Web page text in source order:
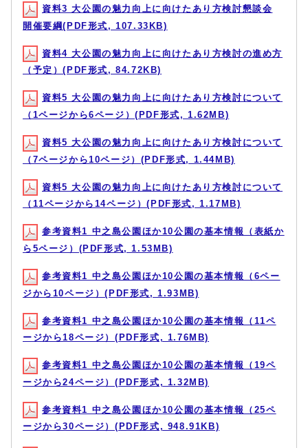
資料3 大公園の魅力向上に向けたあり方検討懇談会
開催要綱(PDF形式, 107.33KB)
資料4 大公園の魅力向上に向けたあり方検討の進め方
（予定）(PDF形式, 84.72KB)
資料5 大公園の魅力向上に向けたあり方検討について
（1ページから6ページ）(PDF形式, 1.62MB)
資料5 大公園の魅力向上に向けたあり方検討について
（7ページから10ページ）(PDF形式, 1.44MB)
資料5 大公園の魅力向上に向けたあり方検討について
（11ページから14ページ）(PDF形式, 1.17MB)
参考資料1 中之島公園ほか10公園の基本情報（表紙か
ら5ページ）(PDF形式, 1.53MB)
参考資料1 中之島公園ほか10公園の基本情報（6ペー
ジから10ページ）(PDF形式, 1.93MB)
参考資料1 中之島公園ほか10公園の基本情報（11ペ
ージから18ページ）(PDF形式, 1.76MB)
参考資料1 中之島公園ほか10公園の基本情報（19ペ
ージから24ページ）(PDF形式, 1.32MB)
参考資料1 中之島公園ほか10公園の基本情報（25ペ
ージから30ページ）(PDF形式, 948.91KB)